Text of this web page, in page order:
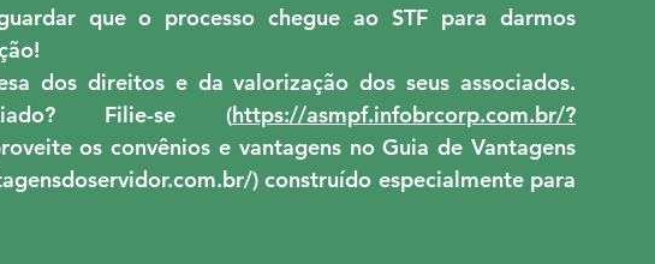
que o processo chegue ao STF para darmos
dos direitos e da valorização dos seus associados.
Filie-se (https://asmpf.infobrcorp.com.br/?
os convênios e vantagens no Guia de Vantagens
) construído especialmente para